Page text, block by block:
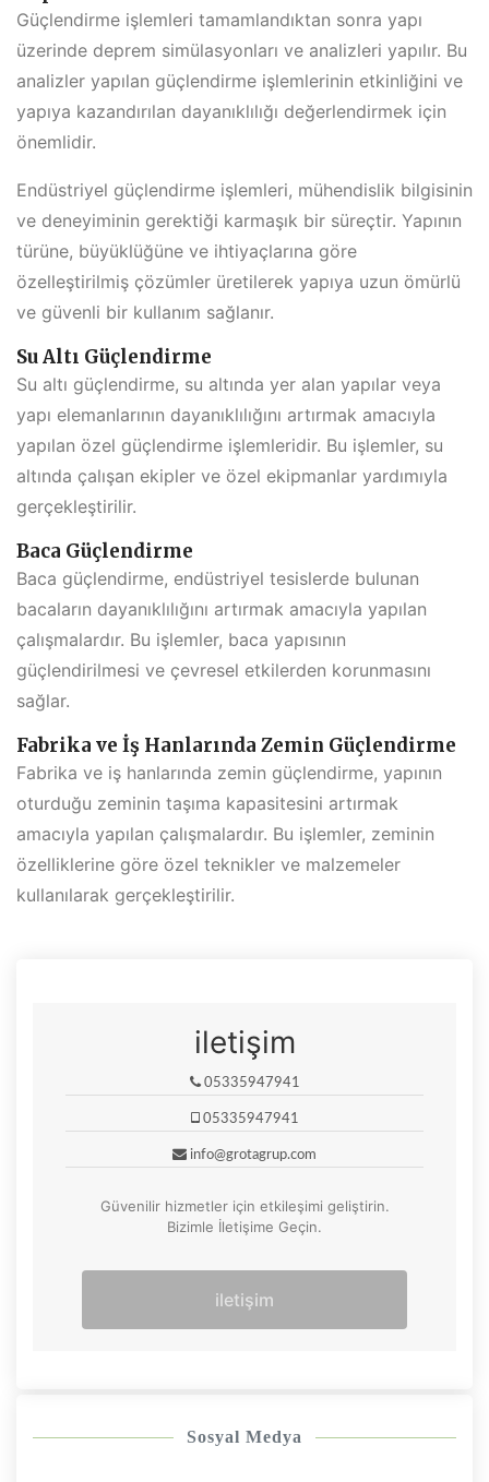
Güçlendirme işlemleri tamamlandıktan sonra yapı
üzerinde deprem simülasyonları ve analizleri yapılır. Bu
analizler yapılan güçlendirme işlemlerinin etkinliğini ve
yapıya kazandırılan dayanıklılığı değerlendirmek için
önemlidir.
Endüstriyel güçlendirme işlemleri, mühendislik bilgisinin
ve deneyiminin gerektiği karmaşık bir süreçtir. Yapının
türüne, büyüklüğüne ve ihtiyaçlarına göre
özelleştirilmiş çözümler üretilerek yapıya uzun ömürlü
ve güvenli bir kullanım sağlanır.
Su Altı Güçlendirme
Su altı güçlendirme, su altında yer alan yapılar veya
yapı elemanlarının dayanıklılığını artırmak amacıyla
yapılan özel güçlendirme işlemleridir. Bu işlemler, su
altında çalışan ekipler ve özel ekipmanlar yardımıyla
gerçekleştirilir.
Baca Güçlendirme
Baca güçlendirme, endüstriyel tesislerde bulunan
bacaların dayanıklılığını artırmak amacıyla yapılan
çalışmalardır. Bu işlemler, baca yapısının
güçlendirilmesi ve çevresel etkilerden korunmasını
sağlar.
Fabrika ve İş Hanlarında Zemin Güçlendirme
Fabrika ve iş hanlarında zemin güçlendirme, yapının
oturduğu zeminin taşıma kapasitesini artırmak
amacıyla yapılan çalışmalardır. Bu işlemler, zeminin
özelliklerine göre özel teknikler ve malzemeler
kullanılarak gerçekleştirilir.
iletişim
05335947941
05335947941
info@grotagrup.com
Güvenilir hizmetler için etkileşimi geliştirin.
Bizimle İletişime Geçin.
iletişim
Sosyal Medya